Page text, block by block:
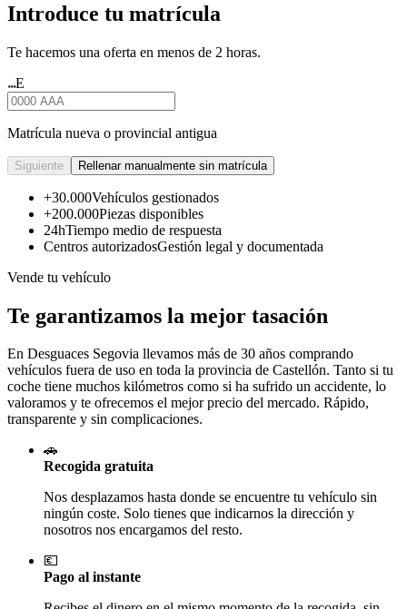
Introduce tu matrícula
Te hacemos una oferta en menos de 2 horas.
★★★E
Matrícula nueva o provincial antigua
Siguiente Rellenar manualmente sin matrícula
+30.000Vehículos gestionados
+200.000Piezas disponibles
24hTiempo medio de respuesta
Centros autorizadosGestión legal y documentada
Vende tu vehículo
Te garantizamos la mejor tasación
En Desguaces Segovia llevamos más de 30 años comprando
vehículos fuera de uso en toda la provincia de Castellón. Tanto si tu
coche tiene muchos kilómetros como si ha sufrido un accidente, lo
valoramos y te ofrecemos el mejor precio del mercado. Rápido,
transparente y sin complicaciones.
🚗
Recogida gratuita
Nos desplazamos hasta donde se encuentre tu vehículo sin
ningún coste. Solo tienes que indicarnos la dirección y
nosotros nos encargamos del resto.
💶
Pago al instante